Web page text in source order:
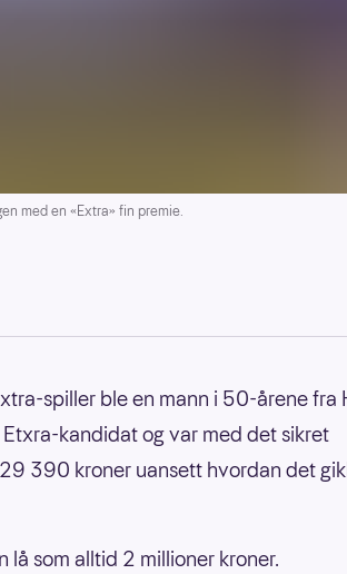
med en «Extra» fin premie.
spiller ble en mann i 50-årene fra
kandidat og var med det sikret
390 kroner uansett hvordan det
som alltid 2 millioner kroner.